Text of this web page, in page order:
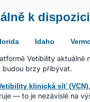
k
Idaho
Vetibility aktuálně
budou brzy přibývat.
klinická síť (VCN)
— to je nezávislé na